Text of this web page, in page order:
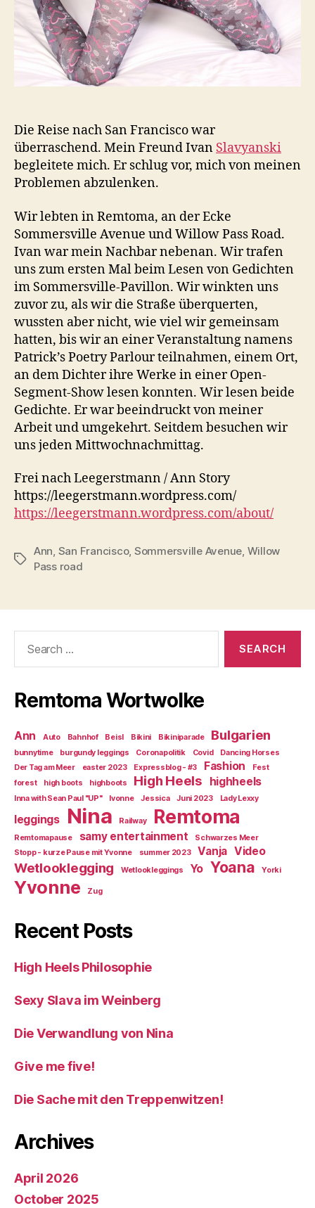
Die Reise nach San Francisco war
überraschend. Mein Freund Ivan Slavyanski
begleitete mich. Er schlug vor, mich von meinen
Problemen abzulenken.
Wir lebten in Remtoma, an der Ecke
Sommersville Avenue und Willow Pass Road.
Ivanwar mein Nachbar nebenan. Wir trafen
uns zum ersten Mal beim Lesen von Gedichten
im Sommersville-Pavillon. Wir winkten uns
zuvor zu, als wir die Straße überquerten,
wussten aber nicht, wie viel wir gemeinsam
hatten, bis wir an einer Veranstaltung namens
Patrick’s Poetry Parlour teilnahmen, einem Ort,
an dem Dichter ihre Werke in einer Open-
Segment-Show lesen konnten. Wir lesen beide
Gedichte. Er war beeindruckt von meiner
Arbeit und umgekehrt. Seitdem besuchen wir
uns jeden Mittwochnachmittag.
Frei nach Leegerstmann / Ann Story
https://leegerstmann.wordpress.com/
https://leegerstmann.wordpress.com/about/
Tags
Ann, San Francisco, Sommersville Avenue, Willow
Pass road
Remtoma Wortwolke
Ann Auto Bahnhof Beisl Bikini Bikiniparade Bulgarien
bunnytime burgundy leggings Coronapolitik Covid
Dancing Horses
Der Tag am Meer
easter 2023 Expressblog - #3 Fashion
Fest
forest
high boots highboots High Heels highheels
Inna with Sean Paul "UP" Ivonne Jessica Juni 2023 Lady Lexxy
leggings Nina Railway Remtoma
Remtomapause samy entertainment
Schwarzes Meer
Stopp - kurze Pause mit Yvonne
summer 2023 Vanja Video
Wetlooklegging Wetlookleggings Yo Yoana Yorki
Yvonne Zug
Recent Posts
High Heels Philosophie
Sexy Slava im Weinberg
Die Verwandlung von Nina
Give me five!
Die Sache mit den Treppenwitzen!
Archives
April 2026
October 2025